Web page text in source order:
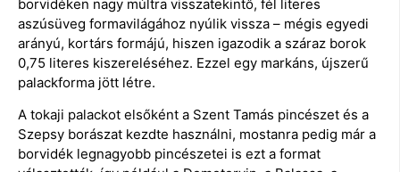
borvidéken nagy múltra visszatekintő, fél literes
aszúsüveg formavilágához nyúlik vissza – mégis egyedi
arányú, kortárs formájú, hiszen igazodik a száraz borok
0,75 literes kiszereléséhez. Ezzel egy markáns, újszerű
palackforma jött létre.
A tokaji palackot elsőként a Szent Tamás pincészet és a
Szepsy borászat kezdte használni, mostanra pedig már a
borvidék legnagyobb pincészetei is ezt a format